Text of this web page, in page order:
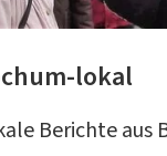
lokal
Berichte aus